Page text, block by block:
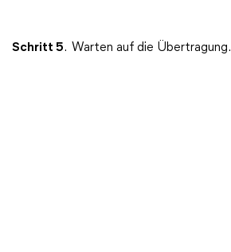
Schritt 5. Warten auf die Übertragung.